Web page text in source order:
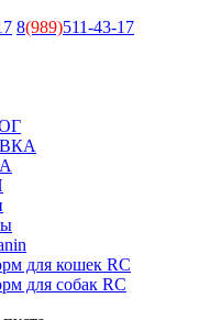
8(989)511-43-17
для кошек RC
для собак RC